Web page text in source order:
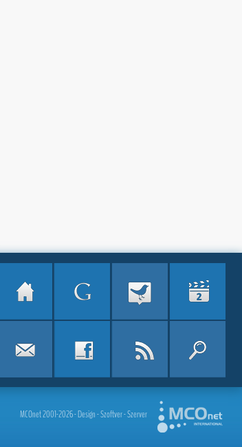
MCOnet 2001-2026 - Design - Szoftver - Szerver